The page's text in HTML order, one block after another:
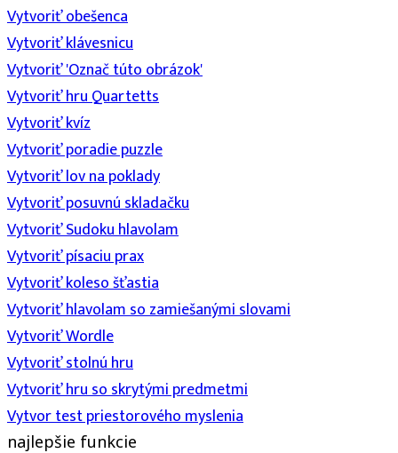
Vytvoriť obešenca
Vytvoriť klávesnicu
Vytvoriť 'Označ túto obrázok'
Vytvoriť hru Quartetts
Vytvoriť kvíz
Vytvoriť poradie puzzle
Vytvoriť lov na poklady
Vytvoriť posuvnú skladačku
Vytvoriť Sudoku hlavolam
Vytvoriť písaciu prax
Vytvoriť koleso šťastia
Vytvoriť hlavolam so zamiešanými slovami
Vytvoriť Wordle
Vytvoriť stolnú hru
Vytvoriť hru so skrytými predmetmi
Vytvor test priestorového myslenia
najlepšie funkcie